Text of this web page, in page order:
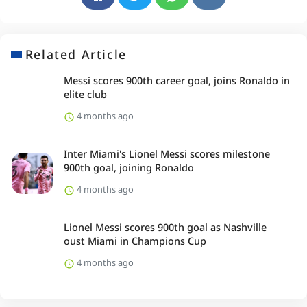
Related Article
Messi scores 900th career goal, joins Ronaldo in
elite club
4 months ago
Inter Miami's Lionel Messi scores milestone
900th goal, joining Ronaldo
4 months ago
Lionel Messi scores 900th goal as Nashville
oust Miami in Champions Cup
4 months ago